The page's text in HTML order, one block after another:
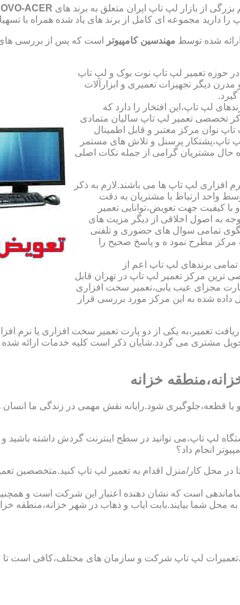
از بازار لپ تاپ ایران متعلق به برند های ACER
را دارید مجموعه ای کامل از برند های یاد شده همراه با
شده توسط مهندسین کامپیوتر
است که پس از بررسی
در حوزه تعمیر لپ تاپ نوت بوک و لپ تاپ
دیگر تجهیزات تعمیری و ابزارآلات
لپ تاپ،این افتخار را دارد که
تخصصی تعمیر لپ تاپ سالیان متمادی
نوان مرکز معتبر و قابل اطمینال
تاپ،پشتکار پرسنل و تلاش های مستمر
حال مشتریان گرامی از جمله نکات اصلی
لپ تاپ ها می باشند.لازم به ذکر
واحد ارتباط با مشتریان به دقت
کیفیت جهت تعویض،توانایی تعمیر
به اصول اخلاقی از دیگر مزیت های
تمامی سوال های حضوری و تلفنی
مطرح نمود ه و پاسخ صحیح را
برندهای لپ تاپ اعم از
ترین مرکز تعمیر لپ تاپ در تهران قابل
مجزای عیب یابی،تعمیر سخت افزاری
داده شده به این مرکز مورد بررسی قرار
یکی از دو پارت تعمیر سخت افزاری یا نرم
مشتری می گردد.شایان ذکر است کلیه خدمات ارائه شده
خزانه
شود.رایانه نقش مهمی در زندگی ما انسان ها
دستگاه لپ تاپ،می توانید در سطح اینترنت گردش داشته
انجام داد؟
تا در محل کار/منزل اقدام به تعمیر لپ تاپ کنید.متخصصین
محل شما بیایند.بابت ایاب و ذهاب در شهر خزانه،منطقه
لپ تاپ شرکت و سازمان های مختلف،کافی است تا